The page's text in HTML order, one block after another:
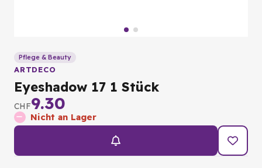
Pflege & Beauty
ARTDECO
Eyeshadow 17 1 Stück
CHF9.30
Nicht an Lager